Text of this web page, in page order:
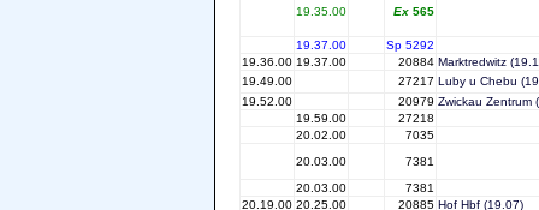
19.35.00 Ex 565
19.37.00
Sp 5292
19.36.00 19.37.00 20884 Marktredwitz
19.49.00
27217 Luby u Chebu
19.52.00
20979 Zwickau Zentrum
19.59.00
27218
20.02.00
7035
20.03.00
7381
20.03.00
7381
20.19.00 20.25.00 20885 Hof Hbf (19.07)